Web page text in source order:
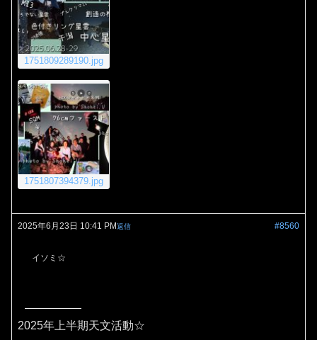
1751809289190.jpg
1751807394379.jpg
2025年6月23日 10:41 PM #8560
返信
イソミ☆
2025年上半期天文活動☆